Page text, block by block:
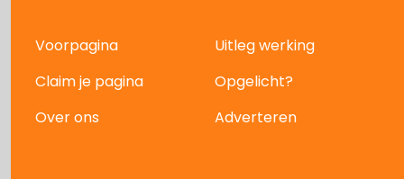
Voorpagina
Uitleg werking
Claim je pagina
Opgelicht?
Over ons
Adverteren